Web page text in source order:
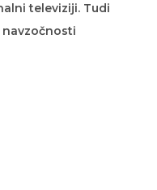
televiziji. Tudi